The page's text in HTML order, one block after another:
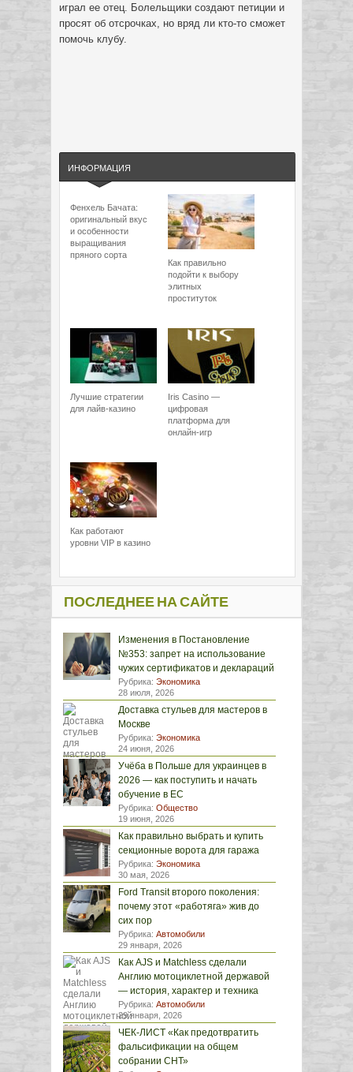
играл ее отец. Болельщики создают петиции и
просят об отсрочках, но вряд ли кто-то сможет
помочь клубу.
ИНФОРМАЦИЯ
Фенхель Бачата:
оригинальный вкус
и особенности
выращивания
пряного сорта
Как правильно
подойти к выбору
элитных
проституток
Лучшие стратегии
для лайв-казино
Iris Casino —
цифровая
платформа для
онлайн-игр
Как работают
уровни VIP в казино
ПОСЛЕДНЕЕ НА САЙТЕ
Изменения в Постановление
№353: запрет на использование
чужих сертификатов и деклараций
Рубрика: Экономика
28 июля, 2026
Доставка стульев для мастеров в
Москве
Рубрика: Экономика
24 июня, 2026
Учёба в Польше для украинцев в
2026 — как поступить и начать
обучение в ЕС
Рубрика: Общество
19 июня, 2026
Как правильно выбрать и купить
секционные ворота для гаража
Рубрика: Экономика
30 мая, 2026
Ford Transit второго поколения:
почему этот «работяга» жив до
сих пор
Рубрика: Автомобили
29 января, 2026
Как AJS и Matchless сделали
Англию мотоциклетной державой
— история, характер и техника
Рубрика: Автомобили
29 января, 2026
ЧЕК-ЛИСТ «Как предотвратить
фальсификации на общем
собрании СНТ»